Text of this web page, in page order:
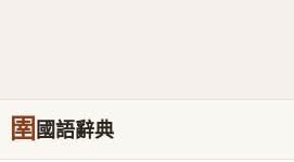
圉國語辭典